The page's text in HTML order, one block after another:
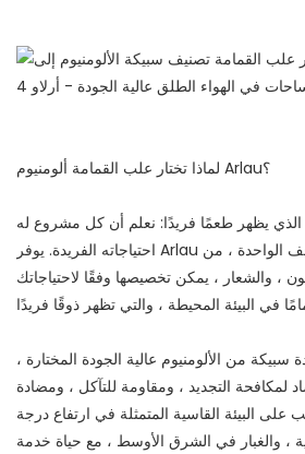
لماذا تختار علب القمامة ألومنيوم Arlau؟
يظهر طعمًا فريدًا: نعلم أن كل مشروع له
احتياجاته الفريدة. يوفر Arlau خدمات التخصيص التوقف الواحدة ، من
، والشعار ، يمكن تخصيصها وفقًا لاحتياجاتك
سبيكة من الألومنيوم عالية الجودة المختارة ،
لمكافحة التجديد ، ومقاومة للتآكل ، ومضادة
على البيئة القاسية المتمثلة في ارتفاع درجة
، والغبار في الشرق الأوسط ، مع حياة خدمة